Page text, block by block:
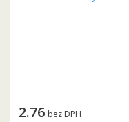
2.76 bez DPH